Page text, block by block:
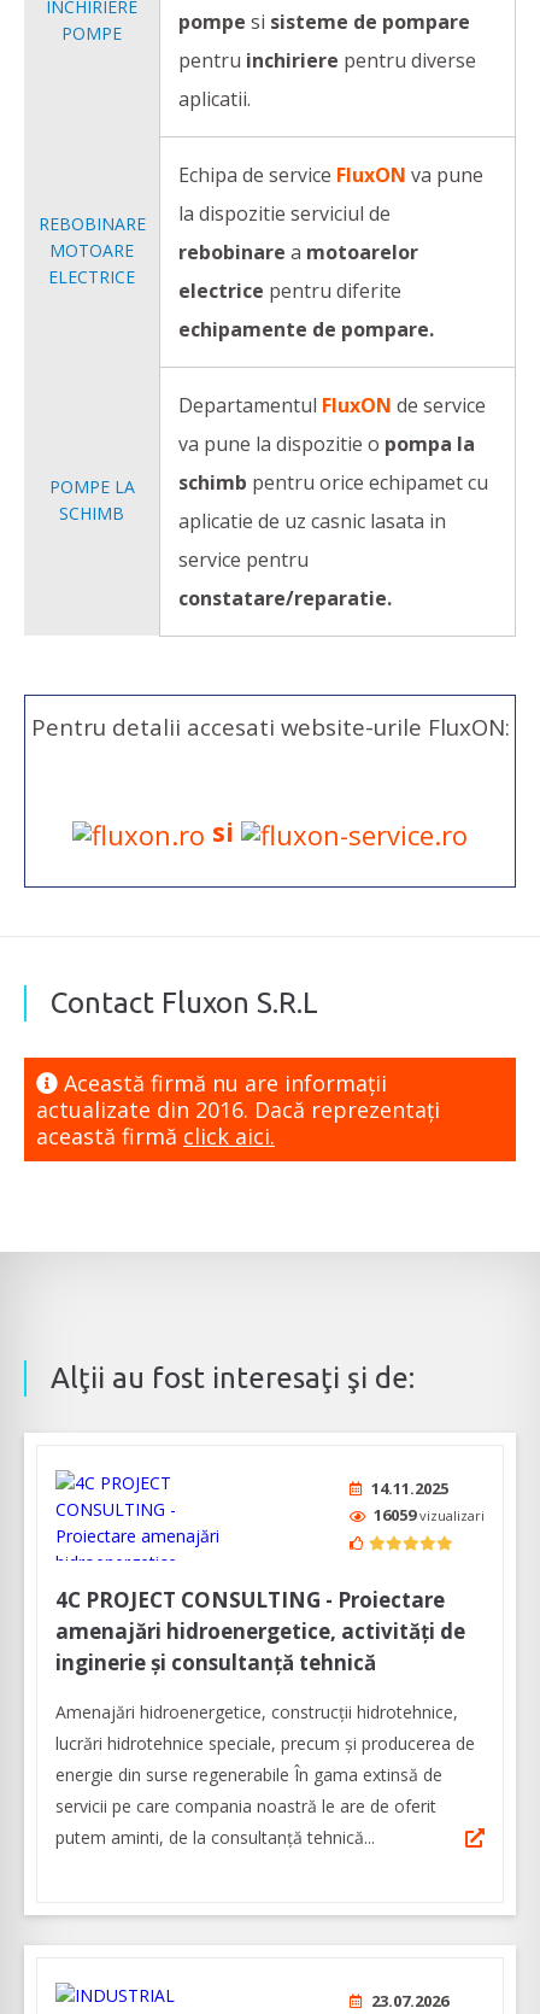
INCHIRIERE
POMPE
pompe si sisteme de pompare
pentru inchiriere pentru diverse
aplicatii.
REBOBINARE
MOTOARE
ELECTRICE
Echipa de service FluxON va pune
la dispozitie serviciul de
rebobinare a motoarelor
electrice pentru diferite
echipamente de pompare.
POMPE LA
SCHIMB
Departamentul FluxON de service
va pune la dispozitie o pompa la
schimb pentru orice echipamet cu
aplicatie de uz casnic lasata in
service pentru
constatare/reparatie.
Pentru detalii accesati website-urile FluxON:
si
Contact Fluxon S.R.L
Această firmă nu are informaţii
actualizate din 2016. Dacă reprezentaţi
această firmă click aici.
Alţii au fost interesaţi şi de:
14.11.2025
16059vizualizari
4C PROJECT CONSULTING - Proiectare
amenajări hidroenergetice, activități de
inginerie și consultanță tehnică
Amenajări hidroenergetice, construcții hidrotehnice,
lucrări hidrotehnice speciale, precum și producerea de
energie din surse regenerabile În gama extinsă de
servicii pe care compania noastră le are de oferit
putem aminti, de la consultanță tehnică...
23.07.2026